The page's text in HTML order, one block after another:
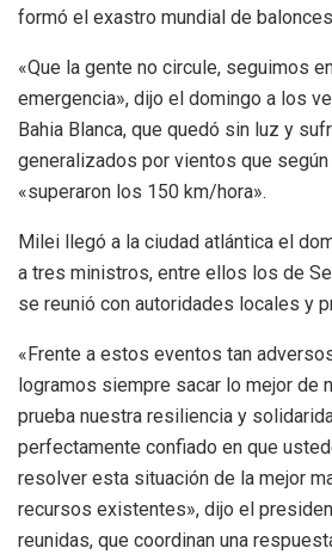
formó el exastro mundial de
«Que la gente no circule, seguimos
emergencia», dijo el domingo a los
Bahia Blanca, que quedó sin luz y
generalizados por vientos que
«superaron los 150 km/hora».
Milei llegó a la ciudad atlántica el
a tres ministros, entre ellos los de
se reunió con autoridades locales y
«Frente a estos eventos tan
logramos siempre sacar lo mejor de
prueba nuestra resiliencia y
perfectamente confiado en que
resolver esta situación de la mejor
recursos existentes», dijo el
reunidas, que coordinan una